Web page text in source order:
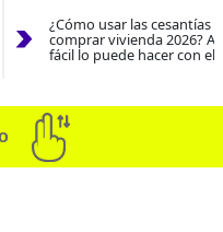
¿Cómo usar las cesantías
comprar vivienda 2026?
fácil lo puede hacer con el